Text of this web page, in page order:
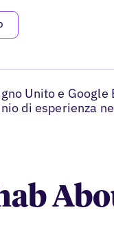
Unito e
di esperienza